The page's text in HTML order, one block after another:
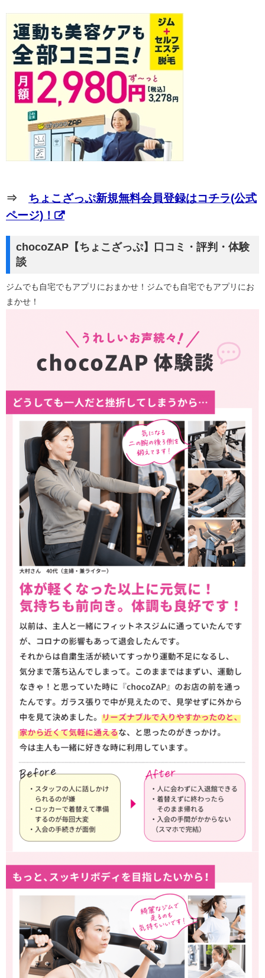
⇒ ちょこざっぷ新規無料会員登録はコチラ(公式
ページ)！
chocoZAP【ちょこざっぷ】口コミ・評判・体験
談
ジムでも自宅でもアプリにおまかせ！ジムでも自宅でもアプリにお
まかせ！